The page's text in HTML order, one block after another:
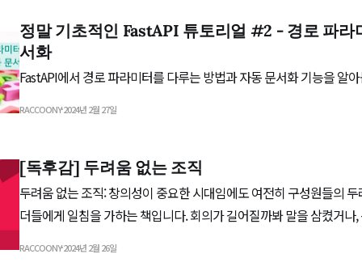
정말 기초적인 FastAPI 튜토리얼 #2 - 경로 파라
서화
FastAPI에서 경로 파라미터를 다루는 방법과 자동 문서화 기능을 알
RACCOONY2024년 2월 27일
[독후감] 두려움 없는 조직
두려움 없는 조직: 창의성이 중요한 시대임에도 여전히 구성원들의
더들에게 일침을 가하는 책입니다. 회의가 길어질까봐 말을 삼켰거나
RACCOONY2024년 2월 26일